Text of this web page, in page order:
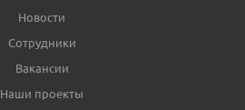
Новости
Сотрудники
Вакансии
Наши проекты